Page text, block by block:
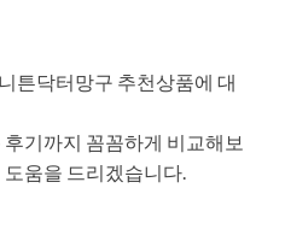
튼닥터망구 추천상품에 대
기까지 꼼꼼하게 비교해보
움을 드리겠습니다.